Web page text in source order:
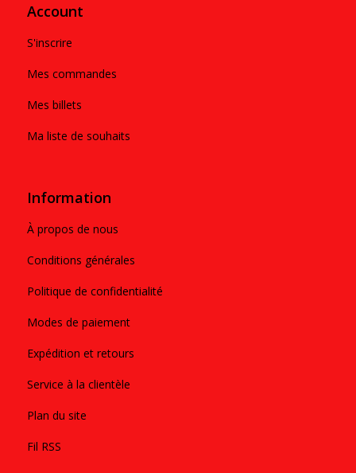
Account
S'inscrire
Mes commandes
Mes billets
Ma liste de souhaits
Information
À propos de nous
Conditions générales
Politique de confidentialité
Modes de paiement
Expédition et retours
Service à la clientèle
Plan du site
Fil RSS